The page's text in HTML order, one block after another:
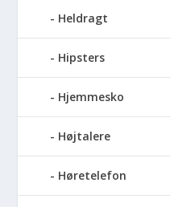
Heldragt
Hipsters
Hjemmesko
Højtalere
Høretelefon